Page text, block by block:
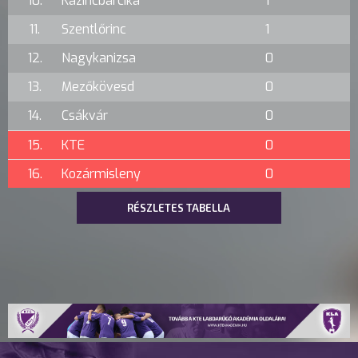
11.
Szentlőrinc
1
12.
Nagykanizsa
0
13.
Mezőkövesd
0
14.
Csákvár
0
15.
KTE
0
16.
Kozármisleny 0
RÉSZLETES TABELLA